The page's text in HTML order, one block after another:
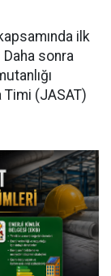
ilk
sonra
Timi (JASAT)